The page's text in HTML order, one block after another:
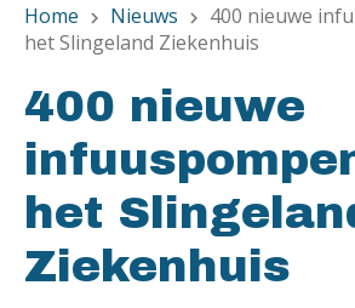
Home chevron_right Nieuws chevron_right
400 nieuwe
het Slingeland Ziekenhuis
400 nieuwe
het
Ziekenhuis